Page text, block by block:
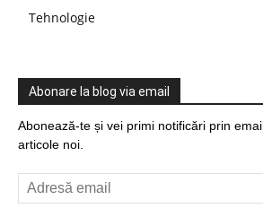
Tehnologie
Abonare la blog via email
Abonează-te și vei primi notificări prin
articole noi.
Adresă
email